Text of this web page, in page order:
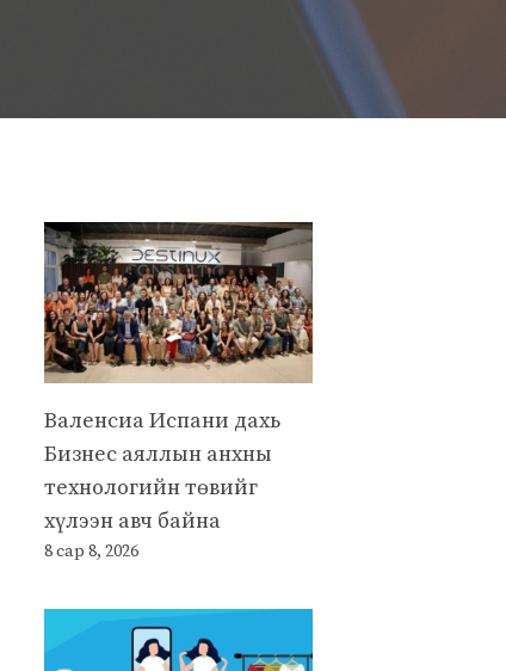
Валенсиа Испани дахь
Бизнес аяллын анхны
технологийн төвийг
хүлээн авч байна
8 сар 8, 2026